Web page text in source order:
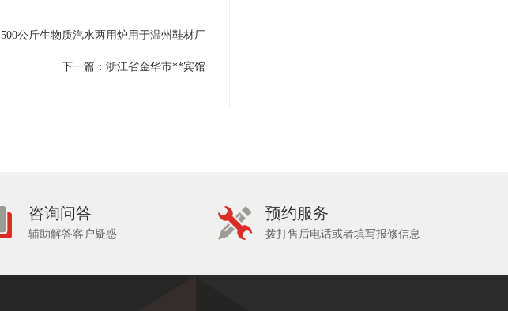
500公斤生物质汽水两用炉用于温州鞋材厂
下一篇： 浙江省金华市**宾馆
咨询问答
辅助解答客户疑惑
预约服务
拨打售后电话或者填写报修信息